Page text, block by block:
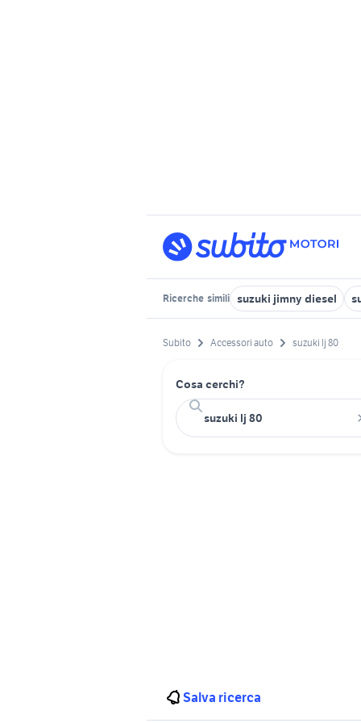
Ricerche simili suzuki jimny diesel
Subito Accessori auto suzuki lj 80
Cosa cerchi?
Salva ricerca